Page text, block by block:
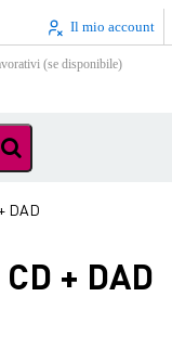
Il mio account
(se disponibile)
DAD
+ DAD